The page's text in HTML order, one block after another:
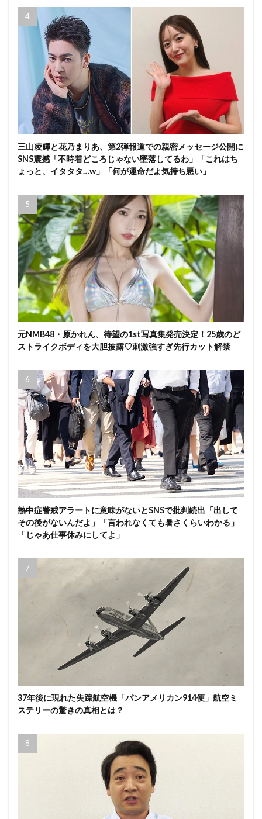
三山凌輝と花乃まりあ、第2弾報道での親密メッセージ公開に
SNS震撼「不時着どころじゃない墜落してるわ」「これはち
ょっと、イタタタ…w」「何が運命だよ気持ち悪い」
元NMB48・原かれん、待望の1st写真集発売決定！25歳のど
ストライクボディを大胆披露♡刺激強すぎ先行カット解禁
熱中症警戒アラートに意味がないとSNSで批判続出「出して
その後がないんだよ」「言われなくても暑さくらいわかる」
「じゃあ仕事休みにしてよ」
37年後に現れた失踪航空機「パンアメリカン914便」航空ミ
ステリーの驚きの真相とは？